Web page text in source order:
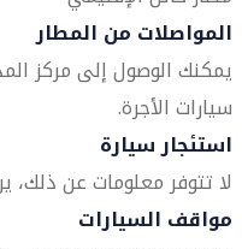
المواصلات من المطار
يمكنك الوصول إلى مركز
سيارات الأجرة.
استئجار سيارة
لا تتوفر معلومات عن ذلك،
مواقف السيارات